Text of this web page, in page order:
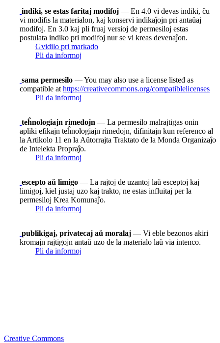
indiki, se estas faritaj modifoj — En 4.0 vi devas indiki, ĉu
vi modifis la materialon, kaj konservi indikaĵojn pri antaŭaj
modifoj. En 3.0 kaj pli fruaj versioj de permesiloj estas
postulata indiko pri modifoj nur se vi kreas devenaĵon.
Gvidilo pri markado
Pli da informoj
sama permesilo — You may also use a license listed as
compatible at https://creativecommons.org/compatiblelicenses
Pli da informoj
teĥnologiajn rimedojn — La permesilo malrajtigas onin
apliki efikajn teĥnologiajn rimedojn, difinitajn kun referenco al
la Artikolo 11 en la Aŭtorrajta Traktato de la Monda Organizaĵo
de Intelekta Propraĵo.
Pli da informoj
escepto aŭ limigo — La rajtoj de uzantoj laŭ esceptoj kaj
limigoj, kiel justaj uzo kaj trakto, ne estas influitaj per la
permesiloj Krea Komunaĵo.
Pli da informoj
publikigaj, privatecaj aŭ moralaj — Vi eble bezonos akiri
kromajn rajtigojn antaŭ uzo de la materialo laŭ via intenco.
Pli da informoj
Creative Commons